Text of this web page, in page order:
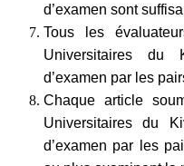
d’examen sont
Tous les
Universitaires du
d’examen par les
Chaque article
Universitaires du
d’examen par les